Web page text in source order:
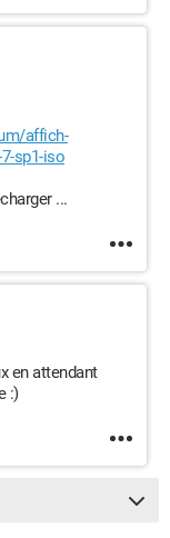
affich-
sp1-iso
...
en attendant
:)